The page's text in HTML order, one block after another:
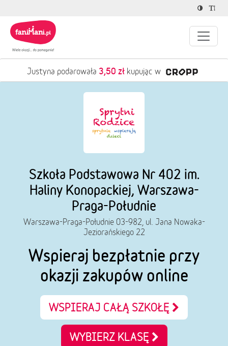
Justyna podarowała 3,50 zł kupując w
Szkoła Podstawowa Nr 402 im.
Haliny Konopackiej, Warszawa-
Praga-Południe
Warszawa-Praga-Południe 03-982, ul. Jana Nowaka-
Jeziorańskiego 22
Wspieraj bezpłatnie przy
okazji zakupów online
WSPIERAJ CAŁĄ SZKOŁĘ
WYBIERZ KLASĘ